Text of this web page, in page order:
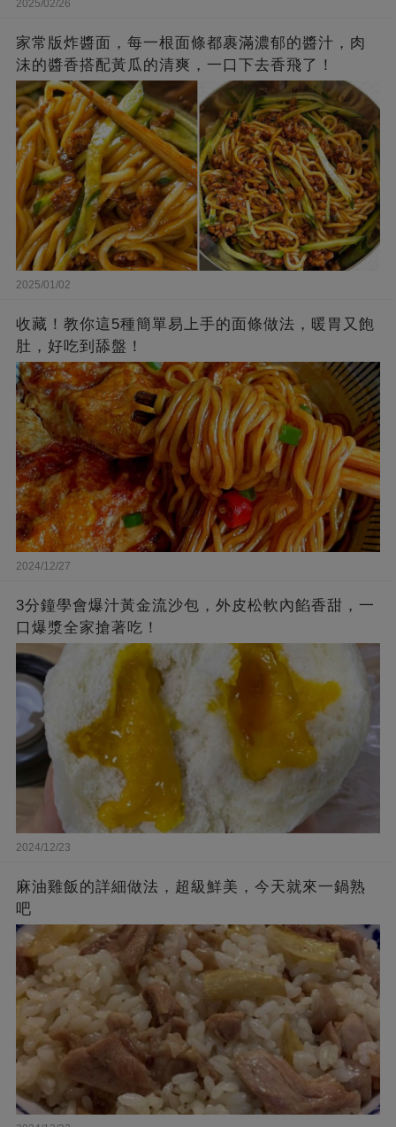
2025/02/26
家常版炸醬面，每一根面條都裹滿濃郁的醬汁，肉
沫的醬香搭配黃瓜的清爽，一口下去香飛了！
2025/01/02
收藏！教你這5種簡單易上手的面條做法，暖胃又飽
肚，好吃到舔盤！
2024/12/27
3分鐘學會爆汁黃金流沙包，外皮松軟內餡香甜，一
口爆漿全家搶著吃！
2024/12/23
麻油雞飯的詳細做法，超級鮮美，今天就來一鍋熟
吧